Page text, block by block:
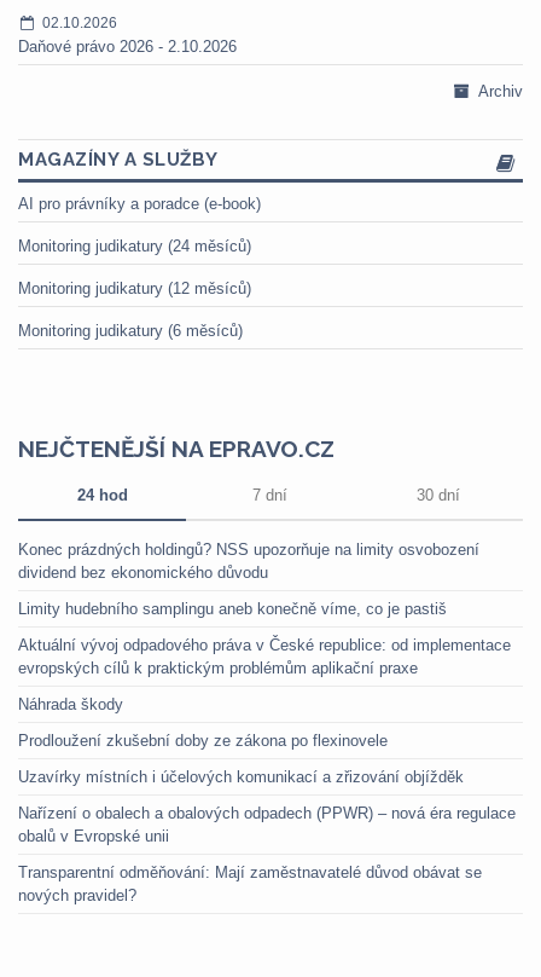
02.10.2026
Daňové právo 2026 - 2.10.2026
Archiv
MAGAZÍNY A SLUŽBY
AI pro právníky a poradce (e-book)
Monitoring judikatury (24 měsíců)
Monitoring judikatury (12 měsíců)
Monitoring judikatury (6 měsíců)
NEJČTENĚJŠÍ NA EPRAVO.CZ
24 hod 7 dní 30 dní
Konec prázdných holdingů? NSS upozorňuje na limity osvobození
dividend bez ekonomického důvodu
Limity hudebního samplingu aneb konečně víme, co je pastiš
Aktuální vývoj odpadového práva v České republice: od implementace
evropských cílů k praktickým problémům aplikační praxe
Náhrada škody
Prodloužení zkušební doby ze zákona po flexinovele
Uzavírky místních i účelových komunikací a zřizování objížděk
Nařízení o obalech a obalových odpadech (PPWR) – nová éra regulace
obalů v Evropské unii
Transparentní odměňování: Mají zaměstnavatelé důvod obávat se
nových pravidel?